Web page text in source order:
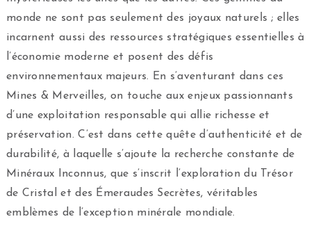
monde ne sont pas seulement des joyaux naturels ; elles
incarnent aussi des ressources stratégiques essentielles à
l’économie moderne et posent des défis
environnementaux majeurs. En s’aventurant dans ces
Mines & Merveilles, on touche aux enjeux passionnants
d’une exploitation responsable qui allie richesse et
préservation. C’est dans cette quête d’authenticité et de
durabilité, à laquelle s’ajoute la recherche constante de
Minéraux Inconnus, que s’inscrit l’exploration du Trésor
de Cristal et des Émeraudes Secrètes, véritables
emblèmes de l’exception minérale mondiale.